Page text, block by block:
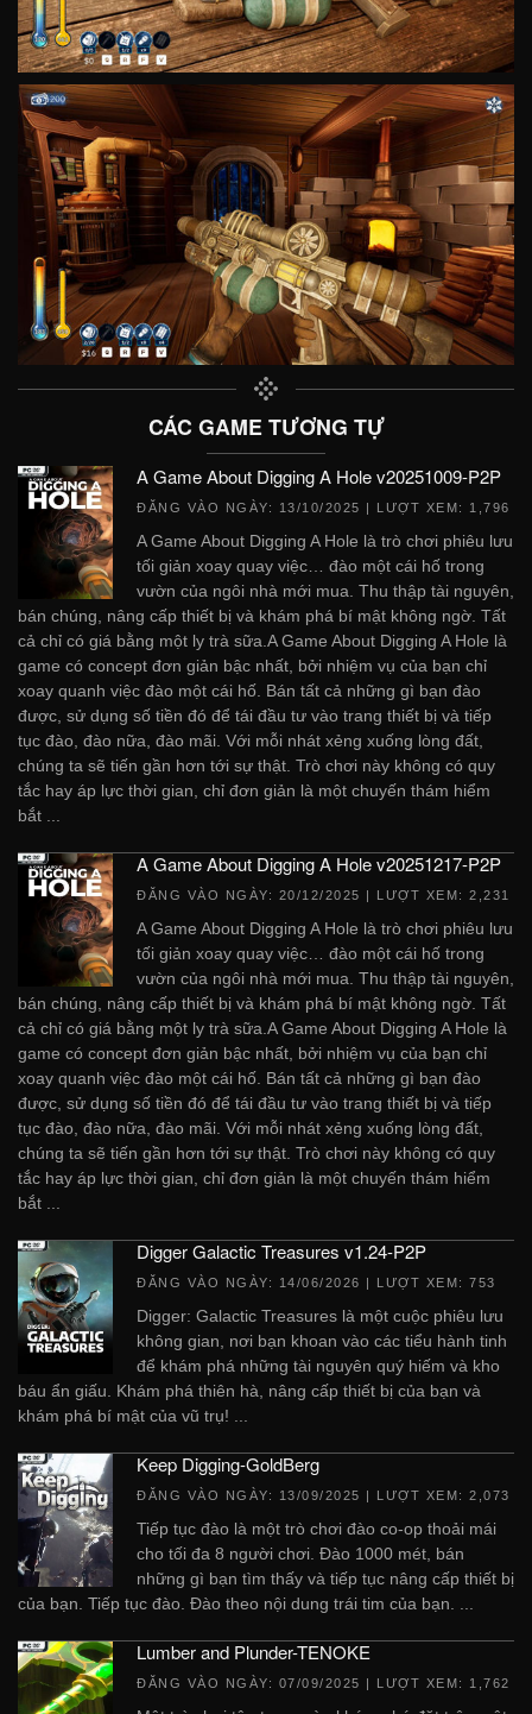
CÁC GAME TƯƠNG TỰ
A Game About Digging A Hole v20251009-P2P
ĐĂNG VÀO NGÀY: 13/10/2025 | LƯỢT XEM: 1,796
A Game About Digging A Hole là trò chơi phiêu lưu
tối giản xoay quay việc… đào một cái hố trong
vườn của ngôi nhà mới mua. Thu thập tài nguyên,
bán chúng, nâng cấp thiết bị và khám phá bí mật không ngờ. Tất
cả chỉ có giá bằng một ly trà sữa.A Game About Digging A Hole là
game có concept đơn giản bậc nhất, bởi nhiệm vụ của bạn chỉ
xoay quanh việc đào một cái hố. Bán tất cả những gì bạn đào
được, sử dụng số tiền đó để tái đầu tư vào trang thiết bị và tiếp
tục đào, đào nữa, đào mãi. Với mỗi nhát xẻng xuống lòng đất,
chúng ta sẽ tiến gần hơn tới sự thật. Trò chơi này không có quy
tắc hay áp lực thời gian, chỉ đơn giản là một chuyến thám hiểm
bắt ...
A Game About Digging A Hole v20251217-P2P
ĐĂNG VÀO NGÀY: 20/12/2025 | LƯỢT XEM: 2,231
A Game About Digging A Hole là trò chơi phiêu lưu
tối giản xoay quay việc… đào một cái hố trong
vườn của ngôi nhà mới mua. Thu thập tài nguyên,
bán chúng, nâng cấp thiết bị và khám phá bí mật không ngờ. Tất
cả chỉ có giá bằng một ly trà sữa.A Game About Digging A Hole là
game có concept đơn giản bậc nhất, bởi nhiệm vụ của bạn chỉ
xoay quanh việc đào một cái hố. Bán tất cả những gì bạn đào
được, sử dụng số tiền đó để tái đầu tư vào trang thiết bị và tiếp
tục đào, đào nữa, đào mãi. Với mỗi nhát xẻng xuống lòng đất,
chúng ta sẽ tiến gần hơn tới sự thật. Trò chơi này không có quy
tắc hay áp lực thời gian, chỉ đơn giản là một chuyến thám hiểm
bắt ...
Digger Galactic Treasures v1.24-P2P
ĐĂNG VÀO NGÀY: 14/06/2026 | LƯỢT XEM: 753
Digger: Galactic Treasures là một cuộc phiêu lưu
không gian, nơi bạn khoan vào các tiểu hành tinh
để khám phá những tài nguyên quý hiếm và kho
báu ẩn giấu. Khám phá thiên hà, nâng cấp thiết bị của bạn và
khám phá bí mật của vũ trụ! ...
Keep Digging-GoldBerg
ĐĂNG VÀO NGÀY: 13/09/2025 | LƯỢT XEM: 2,073
Tiếp tục đào là một trò chơi đào co-op thoải mái
cho tối đa 8 người chơi. Đào 1000 mét, bán
những gì bạn tìm thấy và tiếp tục nâng cấp thiết bị
của bạn. Tiếp tục đào. Đào theo nội dung trái tim của bạn. ...
Lumber and Plunder-TENOKE
ĐĂNG VÀO NGÀY: 07/09/2025 | LƯỢT XEM: 1,762